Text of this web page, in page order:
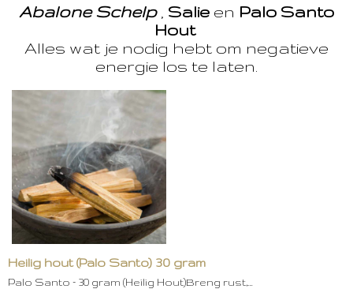
Abalone Schelp, Salie en Palo Santo
Hout
Alles wat je nodig hebt om negatieve
energie los te laten.
Heilig hout (Palo Santo) 30 gram
Palo Santo – 30 gram (Heilig Hout)Breng rust,…